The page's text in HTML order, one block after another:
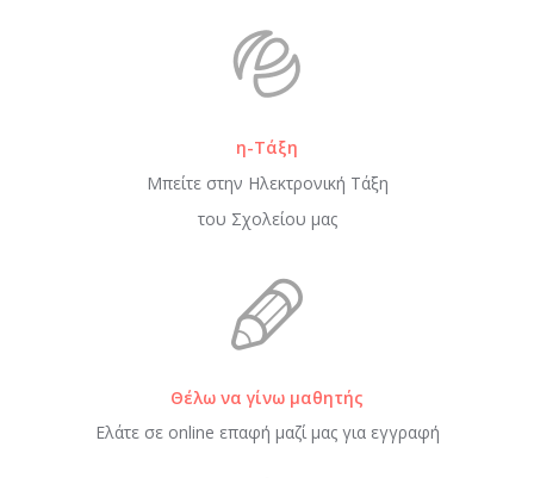
η-Τάξη
Μπείτε στην Ηλεκτρονική Τάξη
του Σχολείου μας
Θέλω να γίνω μαθητής
Ελάτε σε online επαφή μαζί μας για εγγραφή